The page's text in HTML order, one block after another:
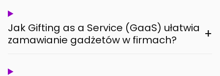
Jak Gifting as a Service (GaaS) ułatwia
zamawianie gadżetów w firmach?
+